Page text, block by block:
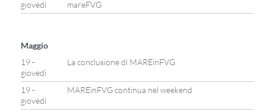
giovedì
mareFVG
Maggio
19 -
giovedì
La conclusione di MAREinFVG
19 -
giovedì
MAREinFVG continua nel weekend